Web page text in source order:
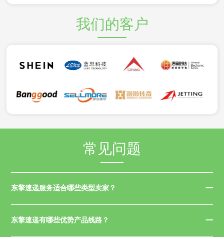
我们的客户
常见问题
东擎速递服务适合哪些类型卖家？
东擎速递有哪些优势产品线路？